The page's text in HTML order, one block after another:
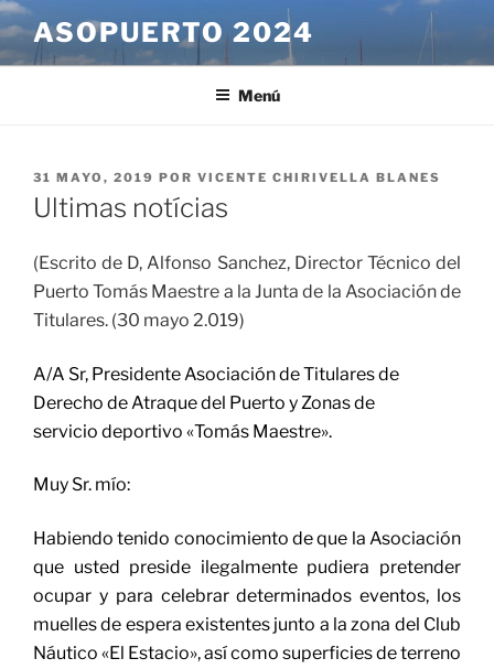
Saltar
al
contenido
ASOPUERTO 2024
Menú
PUBLICADO
EL
31 MAYO, 2019 POR VICENTE CHIRIVELLA BLANES
Ultimas notícias
(Escrito de D, Alfonso Sanchez, Director Técnico del
Puerto Tomás Maestre a la Junta de la Asociación de
Titulares. (30 mayo 2.019)
A/A Sr, Presidente Asociación de Titulares de
Derecho de Atraque del Puerto y Zonas de
servicio deportivo «Tomás Maestre».
Muy Sr. mío:
Habiendo tenido conocimiento de que la Asociación
que usted preside ilegalmente pudiera pretender
ocupar y para celebrar determinados eventos, los
muelles de espera existentes junto a la zona del Club
Náutico «El Estacio», así como superficies de terreno